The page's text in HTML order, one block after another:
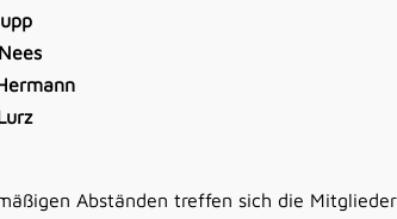
Abständen treffen sich die